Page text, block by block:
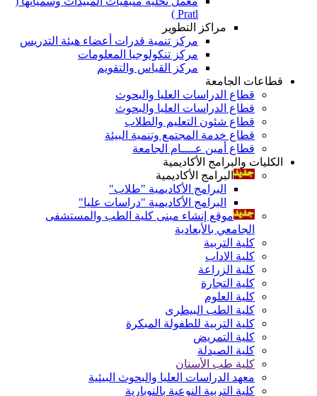
Pratl )
مراكز التطوير
مركز تنمية قدرات أعضاء هيئة التدريس
مركز تنكولوجيا المعلومات
مركز القياس والتقويم
قطاعات الجامعة
قطاع الدراسات العليا والبحوث
قطاع الدراسات العليا والبحوث
قطاع شئون التعليم والطلاب
قطاع خدمة المجتمع وتنمية البيئة
قطاع أمين عــــام الجامعة
الكليات والبرامج الأكاديمية
البرامج الأكاديمية
البرامج الأكاديمية "طلاب"
البرامج الأكاديمية "دراسات عليا"
موقع إنشاء مبنى كلية الطب والمستشفى
الجامعي بالأبعادية
كلية التربية
كلية الاداب
كلية الزراعة
كلية التجارة
كلية العلوم
كلية الطب البيطرى
كلية التربية للطفولة المبكرة
كلية التمريض
كلية الصيدلة
كلية طب الأسنان
معهد الدراسات العليا والبحوث البيئية
كلية التربية النوعية بالنوبارية